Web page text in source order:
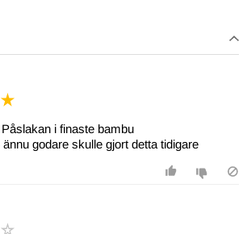
i finaste bambu
godare skulle gjort detta tidigare